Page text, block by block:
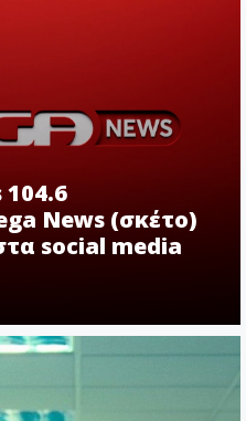
News (σκέτο)
social media